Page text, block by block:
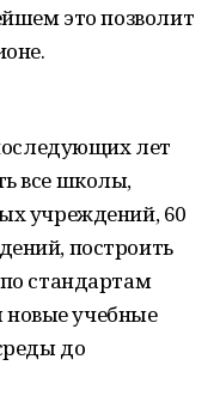
это позволит
лет
все школы,
учреждений, 60
построить
стандартам
новые учебные
до